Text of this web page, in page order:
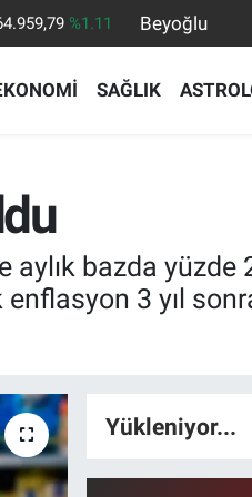
47,7436 %0.18
Beyoğlu
SAĞLIK
bazda yüzde
enflasyon 3 yıl
Yükleniyor...